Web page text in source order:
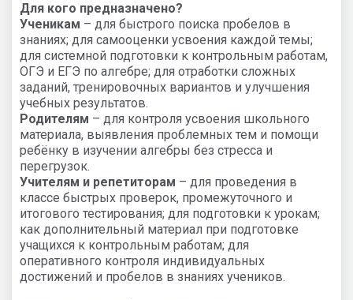
Для кого предназначено?
Ученикам – для быстрого поиска пробелов в
знаниях; для самооценки усвоения каждой темы;
для системной подготовки к контрольным работам,
ОГЭ и ЕГЭ по алгебре; для отработки сложных
заданий, тренировочных вариантов и улучшения
учебных результатов.
Родителям – для контроля усвоения школьного
материала, выявления проблемных тем и помощи
ребёнку в изучении алгебры без стресса и
перегрузок.
Учителям и репетиторам – для проведения в
классе быстрых проверок, промежуточного и
итогового тестирования; для подготовки к урокам;
как дополнительный материал при подготовке
учащихся к контрольным работам; для
оперативного контроля индивидуальных
достижений и пробелов в знаниях учеников.